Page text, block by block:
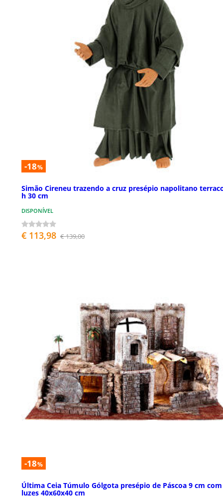
-18%
Simão Cireneu trazendo a cruz presépio napolitano
h 30 cm
DISPONÍVEL
€ 113,98 € 139,00
-18%
Última Ceia Túmulo Gólgota presépio de Páscoa 9 cm com
luzes 40x60x40 cm